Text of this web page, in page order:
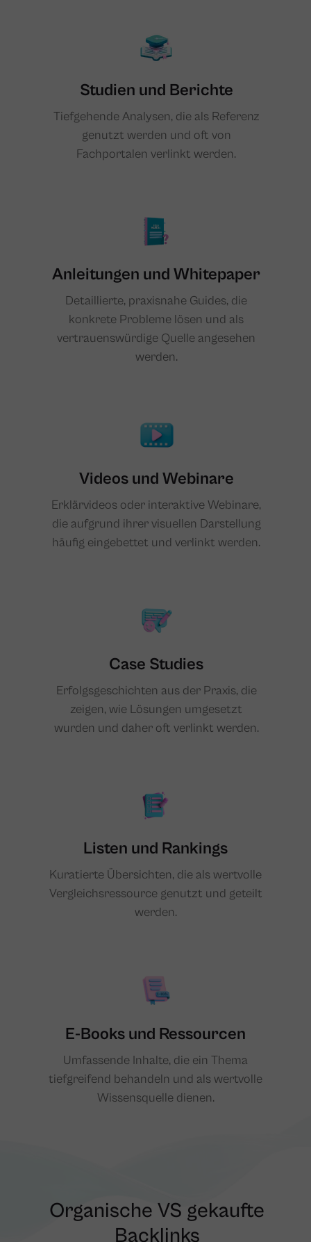
Studien und Berichte
Tiefgehende Analysen, die als Referenz
genutzt werden und oft von
Fachportalen verlinkt werden.
Anleitungen und Whitepaper
Detaillierte, praxisnahe Guides, die
konkrete Probleme lösen und als
vertrauenswürdige Quelle angesehen
werden.
Videos und Webinare
Erklärvideos oder interaktive Webinare,
die aufgrund ihrer visuellen Darstellung
häufig eingebettet und verlinkt werden.
Case Studies
Erfolgsgeschichten aus der Praxis, die
zeigen, wie Lösungen umgesetzt
wurden und daher oft verlinkt werden.
Listen und Rankings
Kuratierte Übersichten, die als wertvolle
Vergleichsressource genutzt und geteilt
werden.
E-Books und Ressourcen
Umfassende Inhalte, die ein Thema
tiefgreifend behandeln und als wertvolle
Wissensquelle dienen​​.
Organische VS gekaufte
Backlinks